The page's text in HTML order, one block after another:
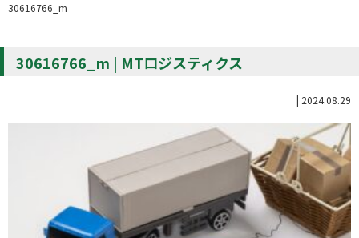
30616766_m
30616766_m | MTロジスティクス
| 2024.08.29